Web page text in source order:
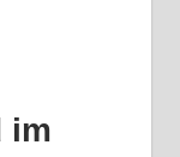
im